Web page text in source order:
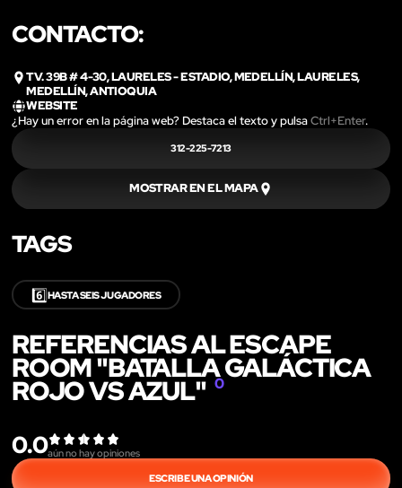
CONTACTO:
TV. 39B # 4-30, LAURELES - ESTADIO, MEDELLÍN, LAURELES,
MEDELLÍN, ANTIOQUIA
WEBSITE
¿Hay un error en la página web? Destaca el texto y pulsaCtrl+Enter.
312-225-7213
MOSTRAR EN EL MAPA
TAGS
6️⃣HASTA SEIS JUGADORES
REFERENCIAS AL ESCAPE
ROOM "BATALLA GALÁCTICA
ROJO VS AZUL"0
0.0aún no hay opiniones
ESCRIBE UNA OPINIÓN